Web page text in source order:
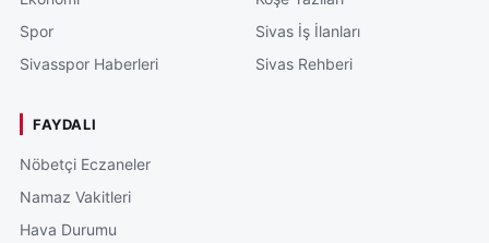
Spor
Sivasspor Haberleri
Sivas İş İlanları
Sivas Rehberi
FAYDALI
Nöbetçi Eczaneler
Namaz Vakitleri
Hava Durumu